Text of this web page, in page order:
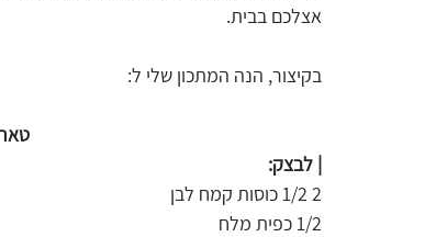
אצלכם בבית.
בקיצור, הנה המתכון שלי ל:
| לבצק:
2 1/2 כוסות קמח לבן
1/2 כפית מלח